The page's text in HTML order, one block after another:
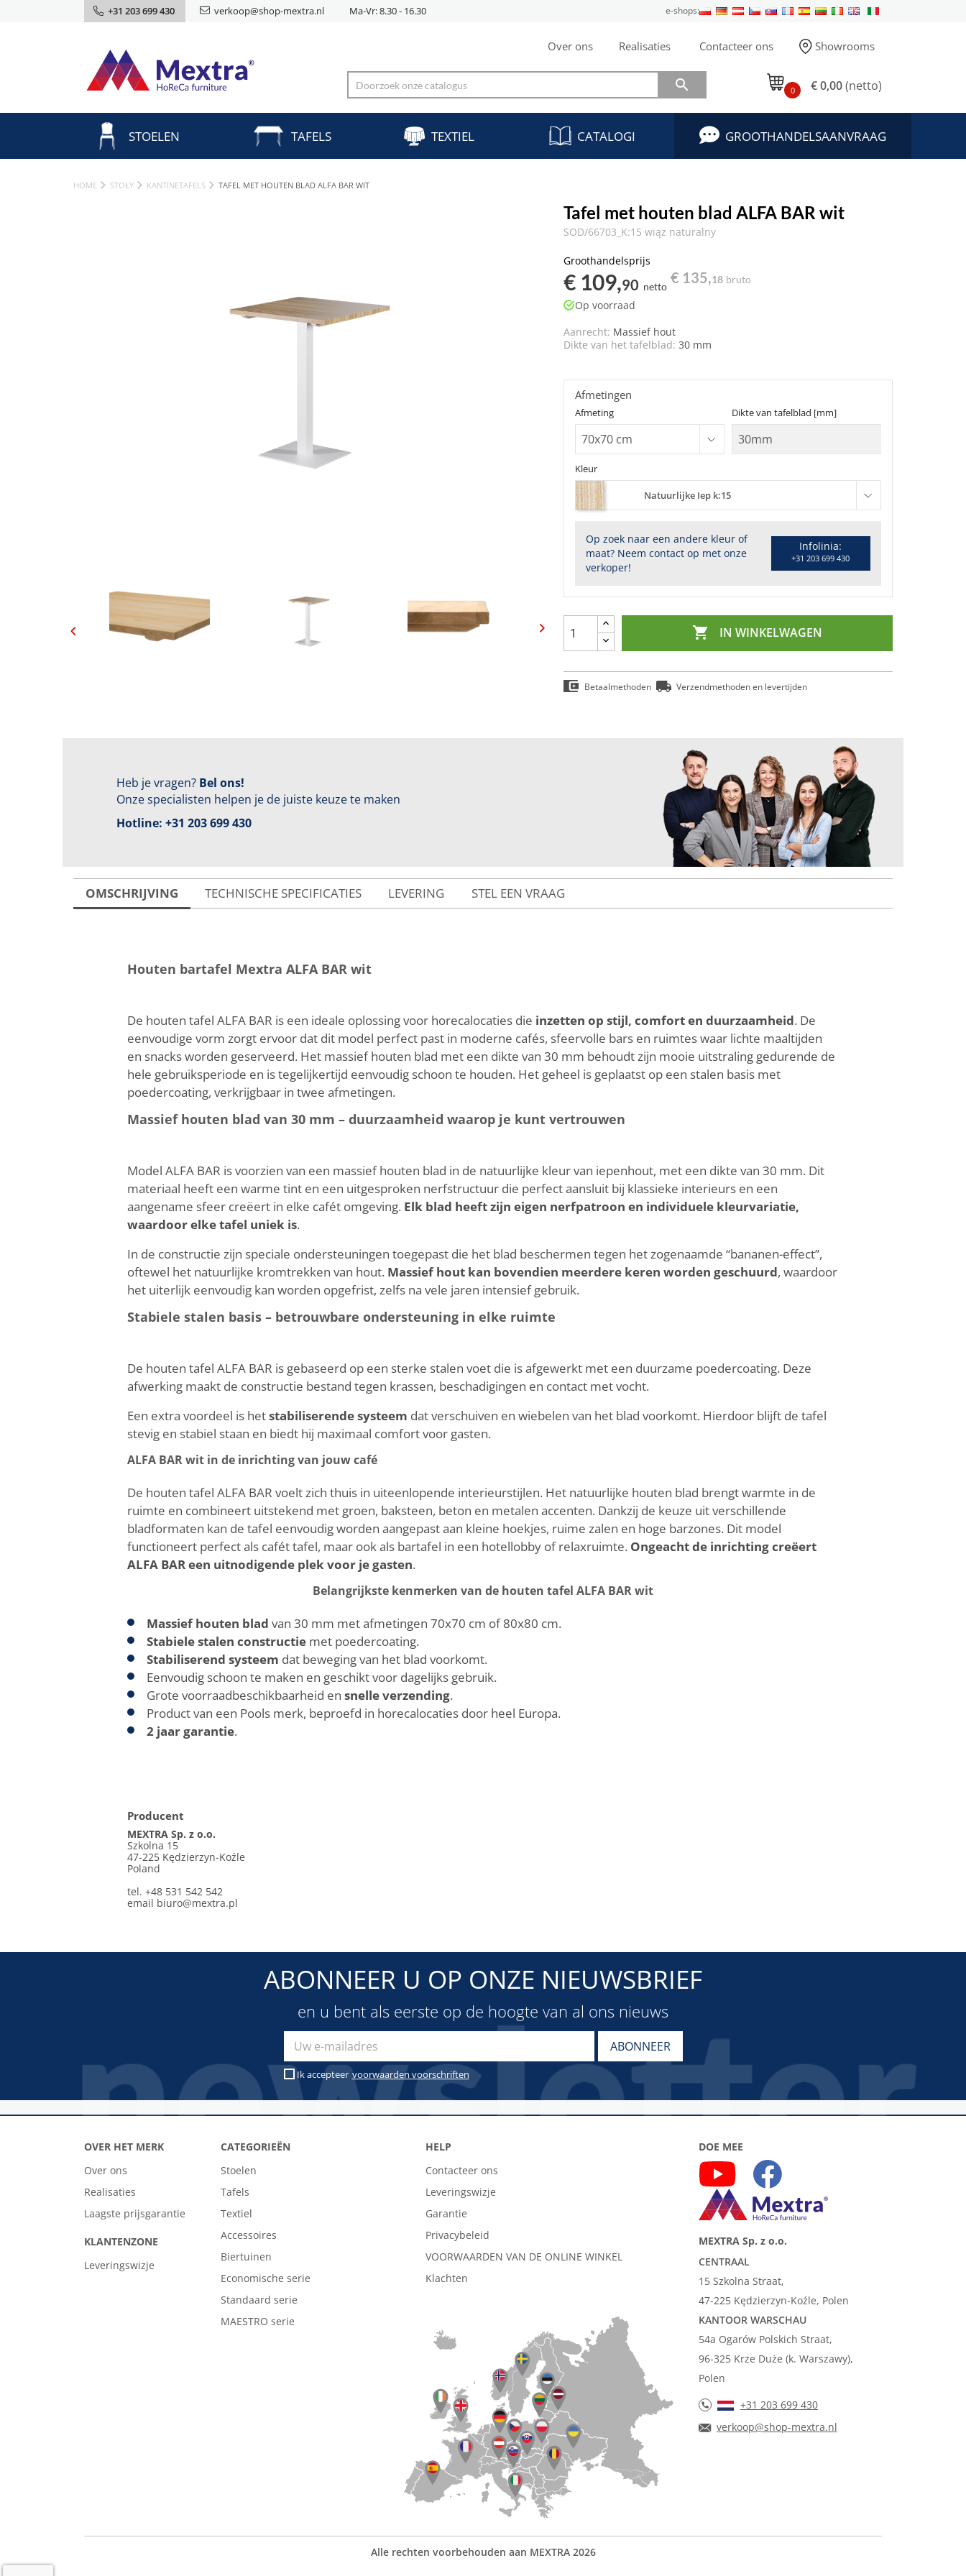
+31 203 699 430 verkoop@shop-mextra.nl Ma-Vr: 8.30 - 16.30 e-shops:
Over ons Realisaties Contacteer ons Showrooms
 0 € 0,00(netto)
STOELEN TAFELS TEXTIEL CATALOGI GROOTHANDELSAANVRAAG
HOME STOŁY KANTINETAFELS TAFEL MET HOUTEN BLAD ALFA BAR WIT
Tafel met houten blad ALFA BAR wit
SOD/66703_K:15 wiąz naturalny
Groothandelsprijs
€ 109,90 netto
€ 135,18 bruto
Op voorraad
Aanrecht: Massief hout
Dikte van het tafelblad: 30 mm
Kleur
Natuurlijke Iep k:15
Op zoek naar een andere kleur of
maat? Neem contact op met onze
verkoper!
Infolinia:
+31 203 699 430
Afmeting Dikte van tafelblad [mm]
Afmetingen
 IN WINKELWAGEN
Betaalmethoden Verzendmethoden en levertijden
Heb je vragen? Bel ons!
Onze specialisten helpen je de juiste keuze te maken
Hotline: +31 203 699 430
OMSCHRIJVING TECHNISCHE SPECIFICATIES LEVERING STEL EEN VRAAG
Houten bartafel Mextra ALFA BAR wit
De houten tafel ALFA BAR is een ideale oplossing voor horecalocaties die inzetten op stijl, comfort en duurzaamheid. De
eenvoudige vorm zorgt ervoor dat dit model perfect past in moderne cafés, sfeervolle bars en ruimtes waar lichte maaltijden
en snacks worden geserveerd. Het massief houten blad met een dikte van 30 mm behoudt zijn mooie uitstraling gedurende de
hele gebruiksperiode en is tegelijkertijd eenvoudig schoon te houden. Het geheel is geplaatst op een stalen basis met
poedercoating, verkrijgbaar in twee afmetingen.
Massief houten blad van 30 mm – duurzaamheid waarop je kunt vertrouwen
Model ALFA BAR is voorzien van een massief houten blad in de natuurlijke kleur van iepenhout, met een dikte van 30 mm. Dit
materiaal heeft een warme tint en een uitgesproken nerfstructuur die perfect aansluit bij klassieke interieurs en een
aangename sfeer creëert in elke cafét omgeving. Elk blad heeft zijn eigen nerfpatroon en individuele kleurvariatie,
waardoor elke tafel uniek is.
In de constructie zijn speciale ondersteuningen toegepast die het blad beschermen tegen het zogenaamde “bananen-effect”,
oftewel het natuurlijke kromtrekken van hout. Massief hout kan bovendien meerdere keren worden geschuurd, waardoor
het uiterlijk eenvoudig kan worden opgefrist, zelfs na vele jaren intensief gebruik.
Stabiele stalen basis – betrouwbare ondersteuning in elke ruimte
De houten tafel ALFA BAR is gebaseerd op een sterke stalen voet die is afgewerkt met een duurzame poedercoating. Deze
afwerking maakt de constructie bestand tegen krassen, beschadigingen en contact met vocht.
Een extra voordeel is hetstabiliserende systeem dat verschuiven en wiebelen van het blad voorkomt. Hierdoor blijft de tafel
stevig en stabiel staan en biedt hij maximaal comfort voor gasten.
ALFA BAR wit in de inrichting van jouw café
De houten tafel ALFA BAR voelt zich thuis in uiteenlopende interieurstijlen. Het natuurlijke houten blad brengt warmte in de
ruimte en combineert uitstekend met groen, baksteen, beton en metalen accenten. Dankzij de keuze uit verschillende
bladformaten kan de tafel eenvoudig worden aangepast aan kleine hoekjes, ruime zalen en hoge barzones. Dit model
functioneert perfect als cafét tafel, maar ook als bartafel in een hotellobby of relaxruimte. Ongeacht de inrichting creëert
ALFA BAR een uitnodigende plek voor je gasten.
Belangrijkste kenmerken van de houten tafel ALFA BAR wit
Massief houten blad van 30 mm met afmetingen 70x70 cm of 80x80 cm.
Stabiele stalen constructie met poedercoating.
Stabiliserend systeem dat beweging van het blad voorkomt.
Eenvoudig schoon te maken en geschikt voor dagelijks gebruik.
Grote voorraadbeschikbaarheid en snelle verzending.
Product van een Pools merk, beproefd in horecalocaties door heel Europa.
2 jaar garantie.
Producent
MEXTRA Sp. z o.o.
Szkolna 15
47-225 Kędzierzyn-Koźle
Poland
tel. +48 531 542 542
email biuro@mextra.pl
ABONNEER U OP ONZE NIEUWSBRIEF
en u bent als eerste op de hoogte van al ons nieuws
Ik accepteer voorwaarden voorschriften
OVER HET MERK
Over ons
Realisaties
Laagste prijsgarantie
KLANTENZONE
Leveringswizje
CATEGORIEËN
Stoelen
Tafels
Textiel
Accessoires
Biertuinen
Economische serie
Standaard serie
MAESTRO serie
HELP
Contacteer ons
Leveringswizje
Garantie
Privacybeleid
VOORWAARDEN VAN DE ONLINE WINKEL
Klachten
DOE MEE
MEXTRA Sp. z o.o.
CENTRAAL
15 Szkolna Straat,
47-225 Kędzierzyn-Koźle, Polen
KANTOOR WARSCHAU
54a Ogarów Polskich Straat,
96-325 Krze Duże (k. Warszawy),
Polen
+31 203 699 430
verkoop@shop-mextra.nl
Alle rechten voorbehouden aan MEXTRA 2026